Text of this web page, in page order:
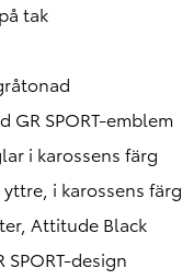
tak
GR SPORT-emblem
i karossens färg
i karossens färg
Attitude Black
design